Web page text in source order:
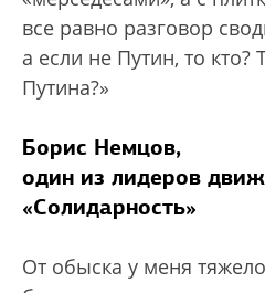
все равно разговор
а если не Путин, то кто?
Путина?»
Борис Немцов,
один из лидеров
«Солидарность»
От обыска у меня